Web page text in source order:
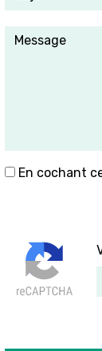
En cochant